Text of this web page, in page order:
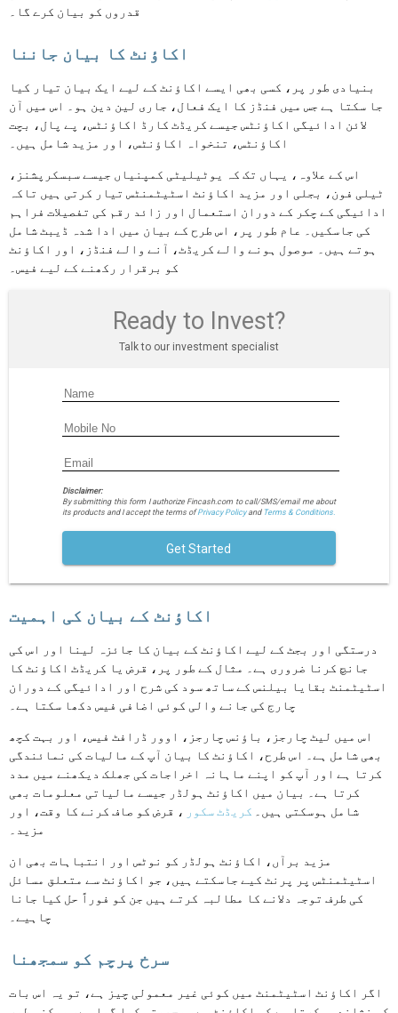
قدروں کو بیان کرے گا۔
اکاؤنٹ کا بیان جاننا
بنیادی طور پر، کسی بھی ایسے اکاؤنٹ کے لیے ایک بیان تیار کیا
جا سکتا ہے جس میں فنڈز کا ایک فعال، جاری لین دین ہو۔ اس میں آن
لائن ادائیگی اکاؤنٹس جیسے کریڈٹ کارڈ اکاؤنٹس، پے پال، بچت
اکاؤنٹس، تنخواہ اکاؤنٹس، اور مزید شامل ہیں۔
اس کے علاوہ، یہاں تک کہ یوٹیلیٹی کمپنیاں جیسے سبسکرپشنز،
ٹیلی فون، بجلی اور مزید اکاؤنٹ اسٹیٹمنٹس تیار کرتی ہیں تاکہ
ادائیگی کے چکر کے دوران استعمال اور زائد رقم کی تفصیلات فراہم
کی جاسکیں۔ عام طور پر، اس طرح کے بیان میں ادا شدہ ڈیبٹ شامل
ہوتے ہیں۔ موصول ہونے والے کریڈٹ، آنے والے فنڈز، اور اکاؤنٹ
کو برقرار رکھنے کے لیے فیس۔
Ready to Invest?
Talk to our investment specialist
Disclaimer:
By submitting this form I authorize Fincash.com to call/SMS/email me about
its products and I accept the terms ofPrivacy Policyand Terms & Conditions.
Get Started
اکاؤنٹ کے بیان کی اہمیت
درستگی اور بجٹ کے لیے اکاؤنٹ کے بیان کا جائزہ لینا اور اس کی
جانچ کرنا ضروری ہے۔ مثال کے طور پر، قرض یا کریڈٹ اکاؤنٹ کا
اسٹیٹمنٹ بقایا بیلنس کے ساتھ سود کی شرح اور ادائیگی کے دوران
چارج کی جانے والی کوئی اضافی فیس دکھا سکتا ہے۔
اس میں لیٹ چارجز، باؤنس چارجز، اوور ڈرافٹ فیس، اور بہت کچھ
بھی شامل ہے۔ اس طرح، اکاؤنٹ کا بیان آپ کے مالیات کی نمائندگی
کرتا ہے اور آپ کو اپنے ماہانہ اخراجات کی جھلک دیکھنے میں مدد
کرتا ہے۔ بیان میں اکاؤنٹ ہولڈر جیسے مالیاتی معلومات بھی
شامل ہوسکتی ہیں۔
کریڈٹ سکور ، قرض کو صاف کرنے کا وقت، اور
مزید۔
مزید برآں، اکاؤنٹ ہولڈر کو نوٹس اور انتباہات بھی ان
اسٹیٹمنٹس پر پرنٹ کیے جاسکتے ہیں، جو اکاؤنٹ سے متعلق مسائل
کی طرف توجہ دلانے کا مطالبہ کرتے ہیں جن کو فوراً حل کیا جانا
چاہیے۔
سرخ پرچم کو سمجھنا
اگر اکاؤنٹ اسٹیٹمنٹ میں کوئی غیر معمولی چیز ہے، تو یہ اس بات